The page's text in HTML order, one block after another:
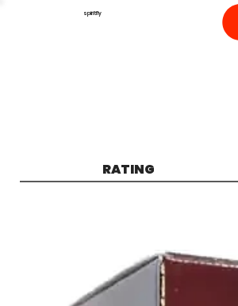
spiritfly
RATING